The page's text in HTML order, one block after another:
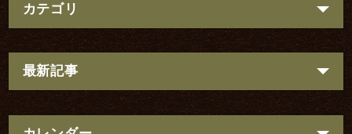
カテゴリ
最新記事